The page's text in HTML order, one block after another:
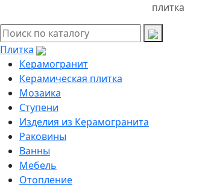
плитка
Плитка
Керамогранит
Керамическая плитка
Мозаика
Ступени
Изделия из Керамогранита
Раковины
Ванны
Мебель
Отопление